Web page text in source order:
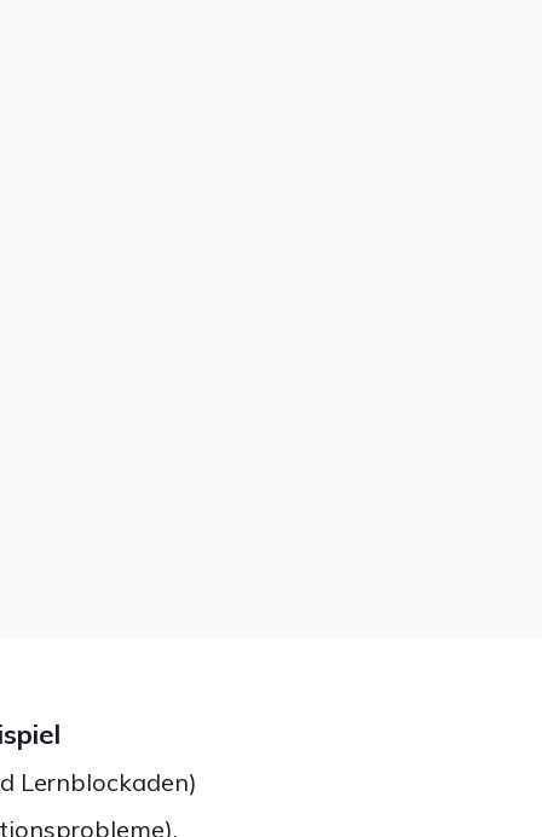
Lernblockaden)